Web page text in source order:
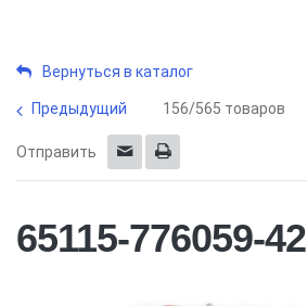
Вернуться в каталог
Предыдущий 156/565 товаров
Отправить
65115-776059-42